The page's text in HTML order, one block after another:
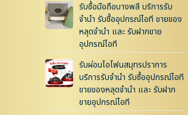
รับซื้อมือถือบางพลี บริการรับ
จำนำ รับซื้ออุปกรณ์ไอที ขายของ
หลุดจำนำ และ รับฝากขาย
อุปกรณ์ไอที
รับผ่อนไอโฟนสมุทรปราการ
บริการรับจำนำ รับซื้ออุปกรณ์ไอที
ขายของหลุดจำนำ และ รับฝาก
ขายอุปกรณ์ไอที